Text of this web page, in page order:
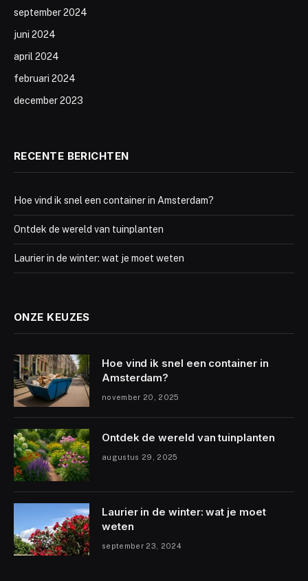
september 2024
juni 2024
april 2024
februari 2024
december 2023
RECENTE BERICHTEN
Hoe vind ik snel een container in Amsterdam?
Ontdek de wereld van tuinplanten
Laurier in de winter: wat je moet weten
ONZE KEUZES
Hoe vind ik snel een container in
Amsterdam?
november 20, 2025
Ontdek de wereld van tuinplanten
augustus 29, 2025
Laurier in de winter: wat je moet
weten
september 23, 2024